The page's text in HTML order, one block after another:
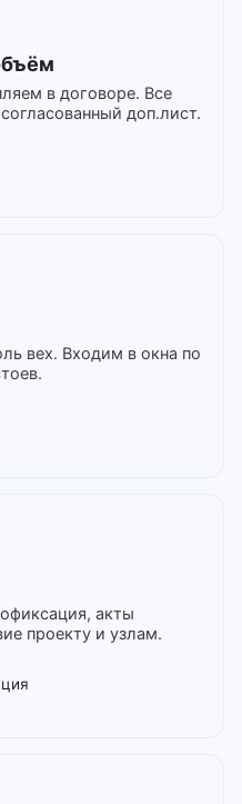
в договоре. Все
доп.лист.
вех. Входим в окна по
акты
проекту и узлам.